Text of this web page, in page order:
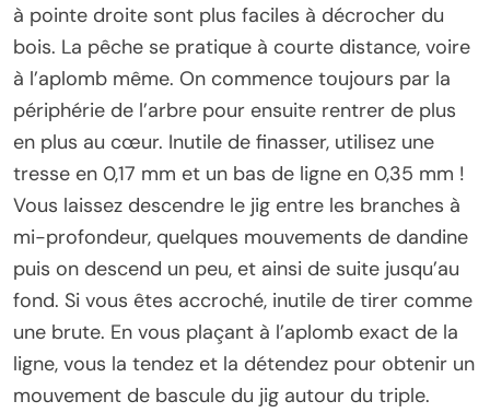
à pointe droite sont plus faciles à décrocher du
bois. La pêche se pratique à courte distance, voire
à l’aplomb même. On commence toujours par la
périphérie de l’arbre pour ensuite rentrer de plus
en plus au cœur. Inutile de finasser, utilisez une
tresse en 0,17 mm et un bas de ligne en 0,35 mm !
Vous laissez descendre le jig entre les branches à
mi-profondeur, quelques mouvements de dandine
puis on descend un peu, et ainsi de suite jusqu’au
fond. Si vous êtes accroché, inutile de tirer comme
une brute. En vous plaçant à l’aplomb exact de la
ligne, vous la tendez et la détendez pour obtenir un
mouvement de bascule du jig autour du triple.